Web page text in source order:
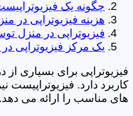
چگونه یک
هزینه فیزیوتراپی در
فیزیوتراپی در منزل
یک مرکز فیزیوتراپی
فیزیوتراپی برای بسیاری
کاربرد دارد.
های مناسب را ارائه می دهد.